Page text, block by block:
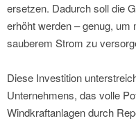
ersetzen. Dadurch soll die
erhöht werden – genug,
sauberem Strom zu
Diese Investition
Unternehmens, das volle
Windkraftanlagen durch